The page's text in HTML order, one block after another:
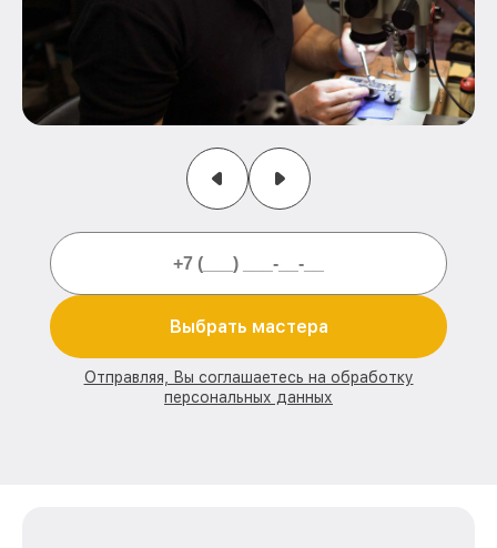
Выбрать мастера
Отправляя, Вы соглашаетесь на обработку
персональных данных